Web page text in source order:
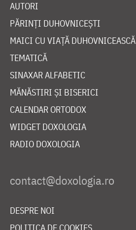
AUTORI
PĂRINȚI DUHOVNICEȘTI
MAICI CU VIAȚĂ DUHOVNICEASCĂ
TEMATICĂ
SINAXAR ALFABETIC
MĂNĂSTIRI ȘI BISERICI
CALENDAR ORTODOX
WIDGET DOXOLOGIA
RADIO DOXOLOGIA
DESPRE NOI
POLITICA DE COOKIES